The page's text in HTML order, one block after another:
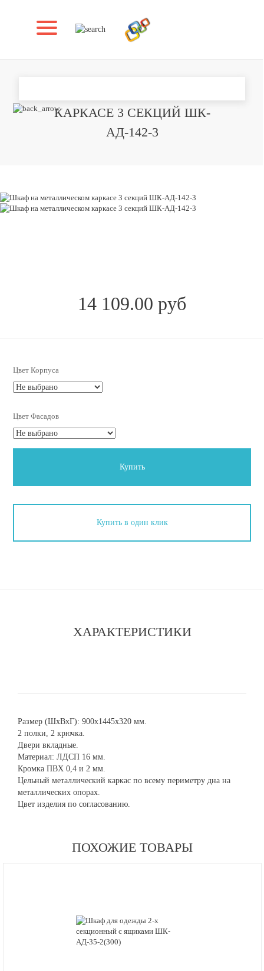
КАРКАСЕ 3 СЕКЦИЙ ШК-
АД-142-3
14 109.00 руб
Цвет Корпуса
Цвет Фасадов
Купить
Купить в один клик
ХАРАКТЕРИСТИКИ
Размер (ШхВхГ): 900х1445х320 мм.
2 полки, 2 крючка.
Двери вкладные.
Материал: ЛДСП 16 мм.
Кромка ПВХ 0,4 и 2 мм.
Цельный металлический каркас по всему периметру дна на
металлических опорах.
Цвет изделия по согласованию.
ПОХОЖИЕ ТОВАРЫ